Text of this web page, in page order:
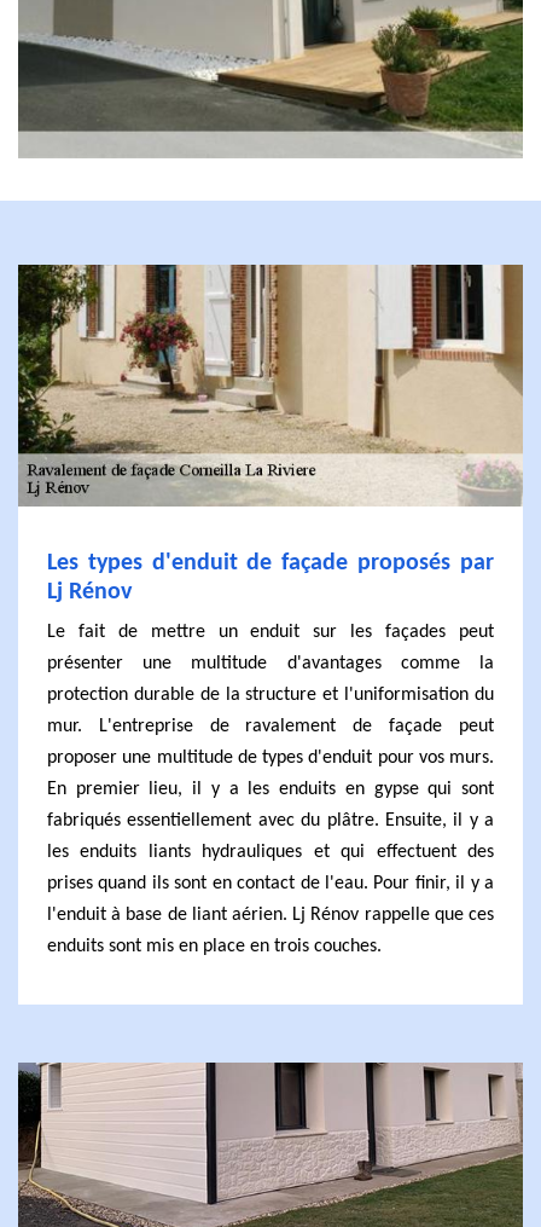
Les types d'enduit de façade proposés par
Lj Rénov
Le fait de mettre un enduit sur les façades peut
présenter une multitude d'avantages comme la
protection durable de la structure et l'uniformisation du
mur. L'entreprise de ravalement de façade peut
proposer une multitude de types d'enduit pour vos murs.
En premier lieu, il y a les enduits en gypse qui sont
fabriqués essentiellement avec du plâtre. Ensuite, il y a
les enduits liants hydrauliques et qui effectuent des
prises quand ils sont en contact de l'eau. Pour finir, il y a
l'enduit à base de liant aérien. Lj Rénov rappelle que ces
enduits sont mis en place en trois couches.